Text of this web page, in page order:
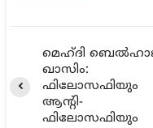
മെഹ്ദി
ഖാസിം:
ഫിലോസഫിയും
ആന്റി-
ഫിലോസഫിയും